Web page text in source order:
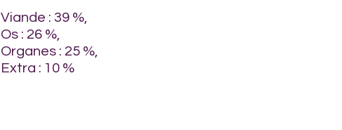
Viande : 39 %,
Os : 26 %,
Organes : 25 %,
Extra : 10 %